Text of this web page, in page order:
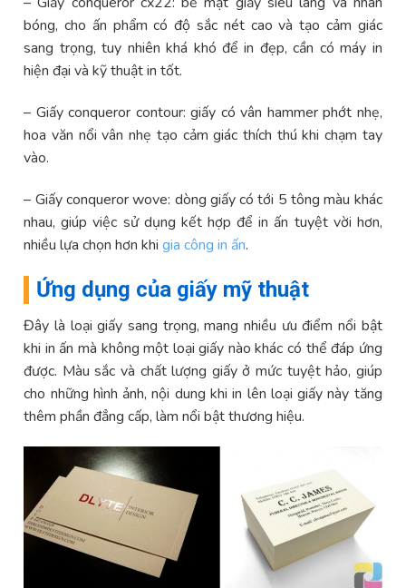
bóng, cho ấn phẩm có độ sắc nét cao và tạo cảm giác
sang trọng, tuy nhiên khá khó để in đẹp, cần có máy in
hiện đại và kỹ thuật in tốt.
– Giấy conqueror contour: giấy có vân hammer phớt nhẹ,
hoa văn nổi vân nhẹ tạo cảm giác thích thú khi chạm tay
vào.
– Giấy conqueror wove: dòng giấy có tới 5 tông màu khác
nhau, giúp việc sử dụng kết hợp để in ấn tuyệt vời hơn,
nhiều lựa chọn hơn khigia công in ấn.
Ứng dụng của giấy mỹ thuật
Đây là loại giấy sang trọng, mang nhiều ưu điểm nổi bật
khi in ấn mà không một loại giấy nào khác có thể đáp ứng
được. Màu sắc và chất lượng giấy ở mức tuyệt hảo, giúp
cho những hình ảnh, nội dung khi in lên loại giấy này tăng
thêm phần đẳng cấp, làm nổi bật thương hiệu.